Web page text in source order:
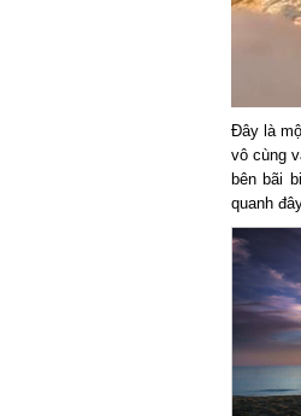
Đây là
vô cùng
bên bãi
quanh